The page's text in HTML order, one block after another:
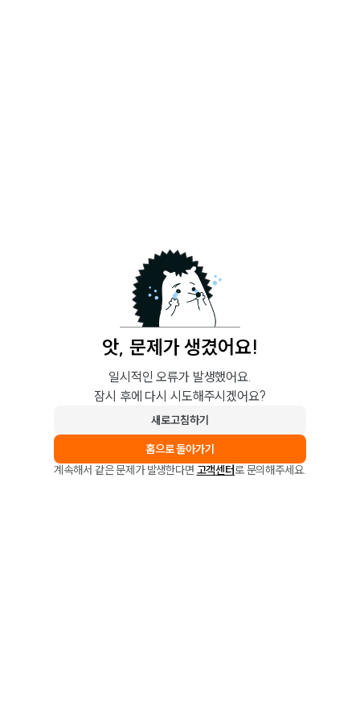
앗, 문제가 생겼어요!
일시적인 오류가 발생했어요.
잠시 후에 다시 시도해주시겠어요?
새로고침하기
홈으로 돌아가기
계속해서 같은 문제가 발생한다면 고객센터로 문의해주세요.